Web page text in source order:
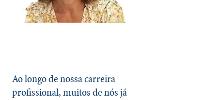
Ao longo de nossa carreira
profissional, muitos de nós já